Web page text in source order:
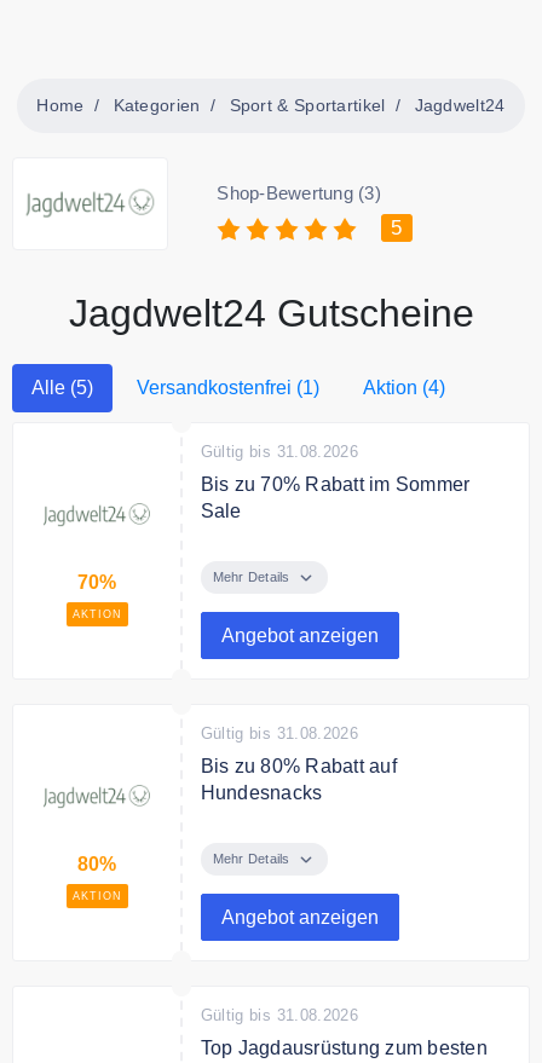
Home Kategorien Sport & Sportartikel Jagdwelt24
Shop-Bewertung (3)
5
Jagdwelt24 Gutscheine
Alle (5) Versandkostenfrei (1) Aktion (4)
70%
AKTION
Gültig bis 31.08.2026
Bis zu 70% Rabatt im Sommer
Sale
sparen.
Mehr Details
Angebot anzeigen
80%
AKTION
Gültig bis 31.08.2026
Bis zu 80% Rabatt auf
Hundesnacks
Hundesnacks.
Mehr Details
Angebot anzeigen
Gültig bis 31.08.2026
Top Jagdausrüstung zum besten